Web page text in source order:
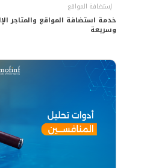
إستضافة المواقع
خدمة استضافة المواقع والمتاجر
وسريعة